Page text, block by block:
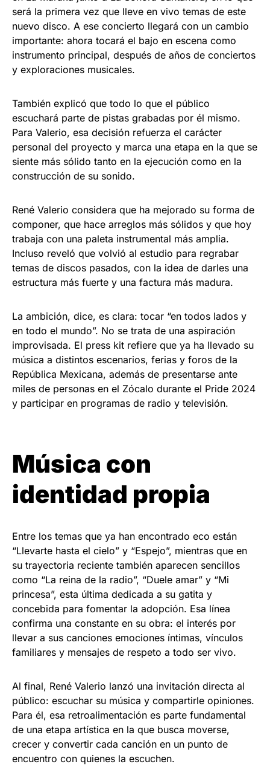
será la primera vez que lleve en vivo temas de este
nuevo disco. A ese concierto llegará con un cambio
importante: ahora tocará el bajo en escena como
instrumento principal, después de años de conciertos
y exploraciones musicales.
También explicó que todo lo que el público
escuchará parte de pistas grabadas por él mismo.
Para Valerio, esa decisión refuerza el carácter
personal del proyecto y marca una etapa en la que se
siente más sólido tanto en la ejecución como en la
construcción de su sonido.
René Valerio considera que ha mejorado su forma de
componer, que hace arreglos más sólidos y que hoy
trabaja con una paleta instrumental más amplia.
Incluso reveló que volvió al estudio para regrabar
temas de discos pasados, con la idea de darles una
estructura más fuerte y una factura más madura.
La ambición, dice, es clara: tocar “en todos lados y
en todo el mundo”. No se trata de una aspiración
improvisada. El press kit refiere que ya ha llevado su
música a distintos escenarios, ferias y foros de la
República Mexicana, además de presentarse ante
miles de personas en el Zócalo durante el Pride 2024
y participar en programas de radio y televisión.
Música con
identidad propia
Entre los temas que ya han encontrado eco están
“Llevarte hasta el cielo” y “Espejo”, mientras que en
su trayectoria reciente también aparecen sencillos
como “La reina de la radio”, “Duele amar” y “Mi
princesa”, esta última dedicada a su gatita y
concebida para fomentar la adopción. Esa línea
confirma una constante en su obra: el interés por
llevar a sus canciones emociones íntimas, vínculos
familiares y mensajes de respeto a todo ser vivo.
Al final, René Valerio lanzó una invitación directa al
público: escuchar su música y compartirle opiniones.
Para él, esa retroalimentación es parte fundamental
de una etapa artística en la que busca moverse,
crecer y convertir cada canción en un punto de
encuentro con quienes la escuchen.